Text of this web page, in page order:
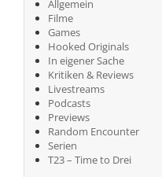
Allgemein
Filme
Games
Hooked Originals
In eigener Sache
Kritiken & Reviews
Livestreams
Podcasts
Previews
Random Encounter
Serien
T23 – Time to Drei